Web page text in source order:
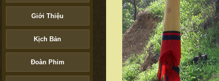
Giới Thiệu
Kịch Bản
Đoàn Phim